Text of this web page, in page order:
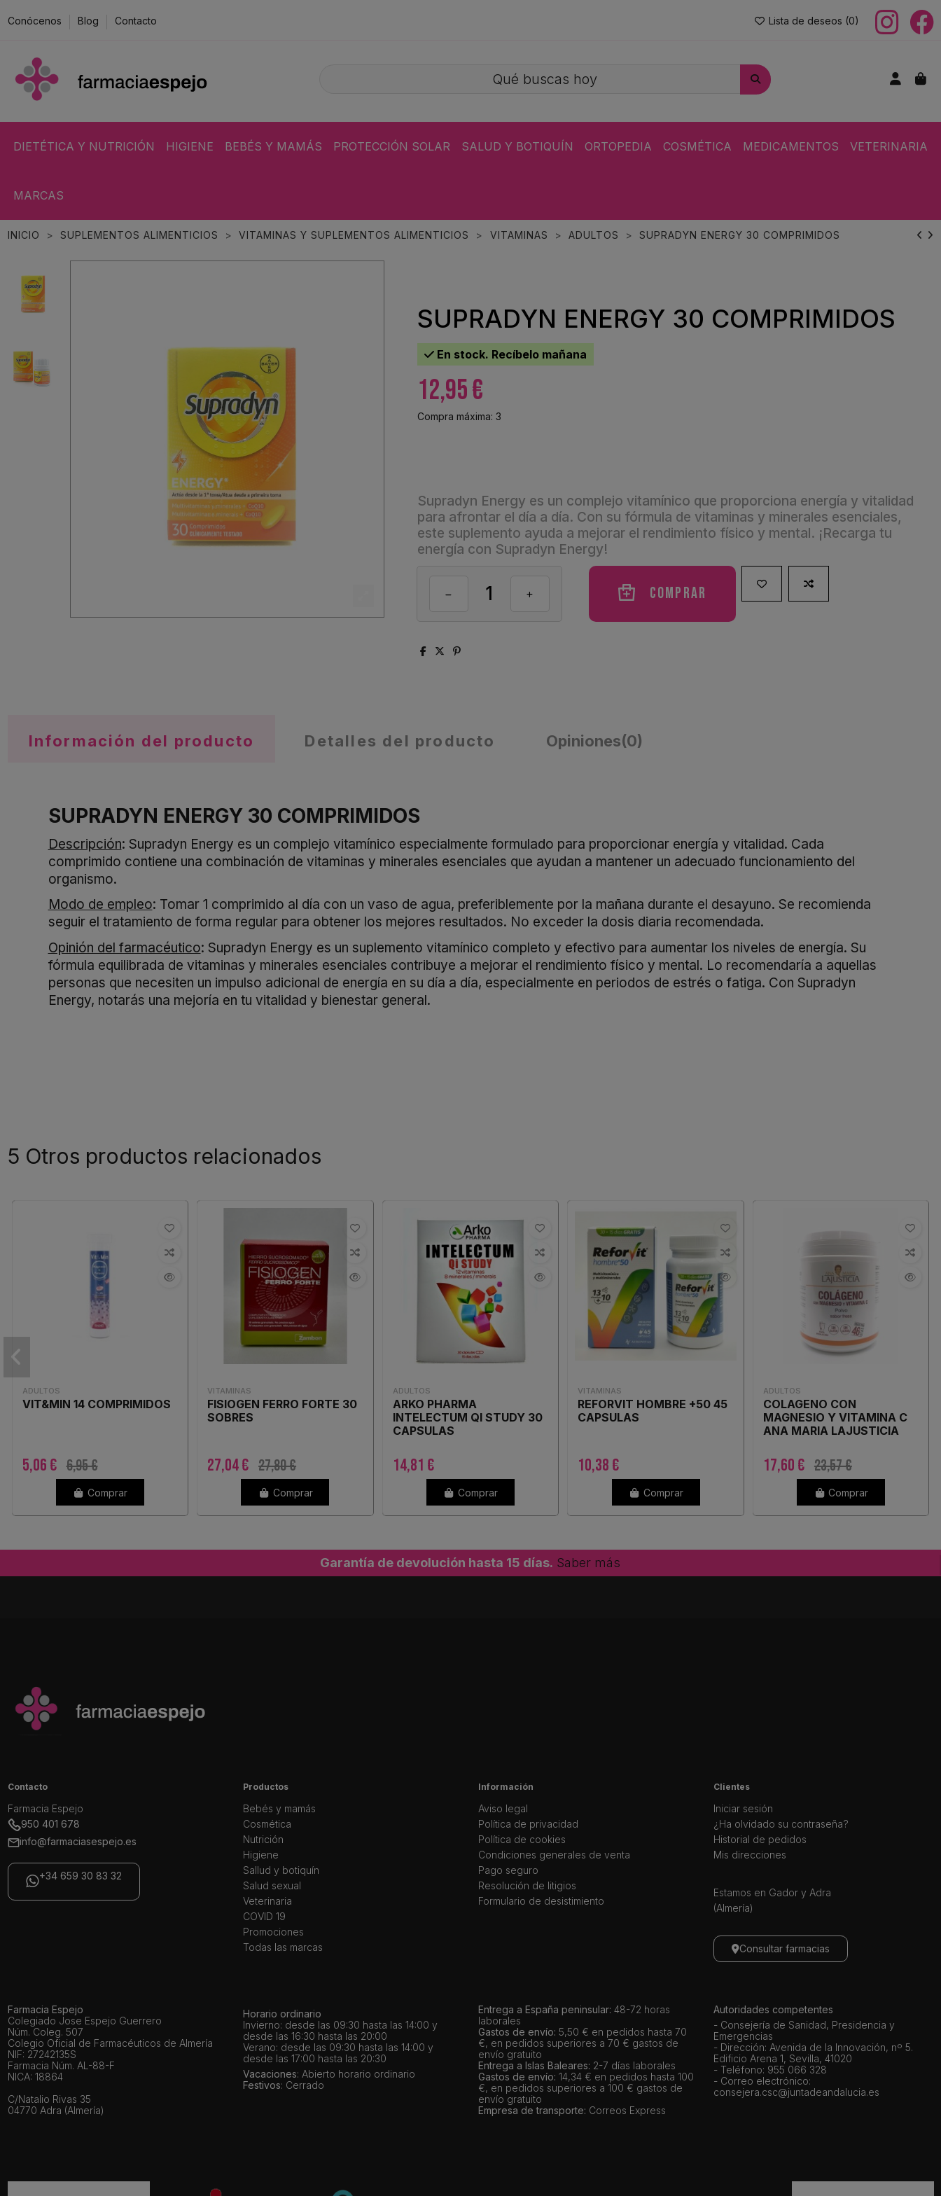
Conócenos Blog Contacto Lista de deseos (0)
DIETÉTICA Y NUTRICIÓN HIGIENE BEBÉS Y MAMÁS PROTECCIÓN SOLAR SALUD Y BOTIQUÍN ORTOPEDIA COSMÉTICA MEDICAMENTOS VETERINARIA
MARCAS
INICIO SUPLEMENTOS ALIMENTICIOS VITAMINAS Y SUPLEMENTOS ALIMENTICIOS VITAMINAS ADULTOS SUPRADYN ENERGY 30 COMPRIMIDOS
SUPRADYN ENERGY 30 COMPRIMIDOS
En stock. Recíbelo mañana
12,95 €
Compra máxima: 3
Supradyn Energy es un complejo vitamínico que proporciona energía y vitalidad
para afrontar el día a día. Con su fórmula de vitaminas y minerales esenciales,
este suplemento ayuda a mejorar el rendimiento físico y mental. ¡Recarga tu
energía con Supradyn Energy!
Comprar
Información del producto Detalles del producto Opiniones(0)
SUPRADYN ENERGY 30 COMPRIMIDOS
Descripción: Supradyn Energy es un complejo vitamínico especialmente formulado para proporcionar energía y vitalidad. Cada
comprimido contiene una combinación de vitaminas y minerales esenciales que ayudan a mantener un adecuado funcionamiento del
organismo.
Modo de empleo: Tomar 1 comprimido al día con un vaso de agua, preferiblemente por la mañana durante el desayuno. Se recomienda
seguir el tratamiento de forma regular para obtener los mejores resultados. No exceder la dosis diaria recomendada.
Opinión del farmacéutico: Supradyn Energy es un suplemento vitamínico completo y efectivo para aumentar los niveles de energía. Su
fórmula equilibrada de vitaminas y minerales esenciales contribuye a mejorar el rendimiento físico y mental. Lo recomendaría a aquellas
personas que necesiten un impulso adicional de energía en su día a día, especialmente en periodos de estrés o fatiga. Con Supradyn
Energy, notarás una mejoría en tu vitalidad y bienestar general.
5 Otros productos relacionados
ADULTOS
VIT&MIN 14 COMPRIMIDOS
5,06 € 6,95 €
Comprar
VITAMINAS
FISIOGEN FERRO FORTE 30
SOBRES
27,04 € 27,80 €
Comprar
ADULTOS
ARKO PHARMA
INTELECTUM QI STUDY 30
CAPSULAS
14,81 €
Comprar
VITAMINAS
REFORVIT HOMBRE +50 45
CAPSULAS
10,38 €
Comprar
ADULTOS
COLAGENO CON
MAGNESIO Y VITAMINA C
ANA MARIA LAJUSTICIA
FRESA
17,60 € 23,57 €
Comprar
Garantía de devolución hasta 15 días. Saber más
Contacto
Farmacia Espejo
950 401 678
info@farmaciasespejo.es
+34 659 30 83 32
Productos
Bebés y mamás
Cosmética
Nutrición
Higiene
Sallud y botiquín
Salud sexual
Veterinaria
COVID 19
Promociones
Todas las marcas
Información
Aviso legal
Política de privacidad
Política de cookies
Condiciones generales de venta
Pago seguro
Resolución de litigios
Formulario de desistimiento
Clientes
Iniciar sesión
¿Ha olvidado su contraseña?
Historial de pedidos
Mis direcciones
Estamos en Gador y Adra
(Almería)
Consultar farmacias
Farmacia Espejo
Colegiado Jose Espejo Guerrero
Núm. Coleg. 507
Colegio Oficial de Farmacéuticos de Almería
NIF: 27242135S
Farmacia Núm. AL-88-F
NICA: 18864
C/Natalio Rivas 35
04770 Adra (Almería)
Horario ordinario
Invierno: desde las 09:30 hasta las 14:00 y
desde las 16:30 hasta las 20:00
Verano: desde las 09:30 hasta las 14:00 y
desde las 17:00 hasta las 20:30
Vacaciones: Abierto horario ordinario
Festivos: Cerrado
Entrega a España peninsular: 48-72 horas
laborales
Gastos de envío: 5,50 € en pedidos hasta 70
€, en pedidos superiores a 70 € gastos de
envío gratuito
Entrega a Islas Baleares: 2-7 días laborales
Gastos de envío: 14,34 € en pedidos hasta 100
€, en pedidos superiores a 100 € gastos de
envío gratuito
Empresa de transporte: Correos Express
Autoridades competentes
- Consejería de Sanidad, Presidencia y
Emergencias
- Dirección: Avenida de la Innovación, nº 5.
Edificio Arena 1, Sevilla, 41020
- Teléfono: 955 066 328
- Correo electrónico:
consejera.csc@juntadeandalucia.es